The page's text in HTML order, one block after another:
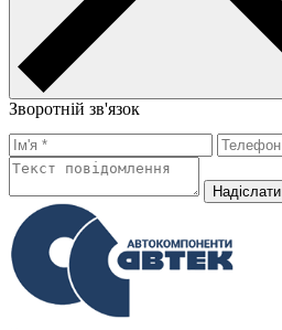
Зворотній зв'язок
Надiслати